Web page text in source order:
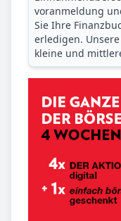
voranmeldung
Sie Ihre
erledigen.
kleine und